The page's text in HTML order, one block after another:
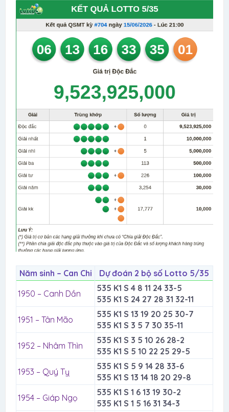
Năm sinh – Can Chi
Dự đoán 2 bộ số Lotto 5/35
1950 – Canh Dần
535 K1 S 4 8 11 24 33-5
535 K1 S 24 27 28 31 32-11
1951 – Tân Mão
535 K1 S 13 19 20 25 30-7
535 K1 S 3 5 7 30 35-11
1952 – Nhâm Thìn
535 K1 S 3 5 10 26 28-2
535 K1 S 5 10 22 25 29-5
1953 – Quý Tỵ
535 K1 S 5 9 14 28 33-6
535 K1 S 13 14 18 20 29-8
1954 – Giáp Ngọ
535 K1 S 1 6 13 19 30-2
535 K1 S 1 5 16 31 34-3